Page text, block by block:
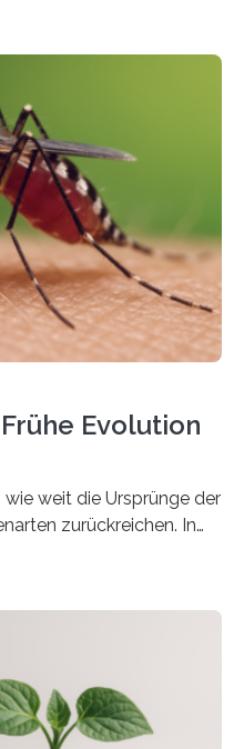
von Millionen Jahren
eine Gruppe heraus,
die
Einige Arten
dichte Geflechte
Was auffällig ist: Die
Evolution
weit die Ursprünge der
zurückreichen. In
bekannte Stechmücken-
hat sich in
Es konnte als neue
werden und trägt
primaevus. Dieser erste
in Bernstein